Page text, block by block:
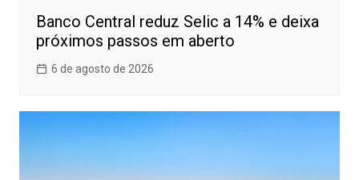
Banco Central reduz Selic a 14% e deixa
próximos passos em aberto
6 de agosto de 2026